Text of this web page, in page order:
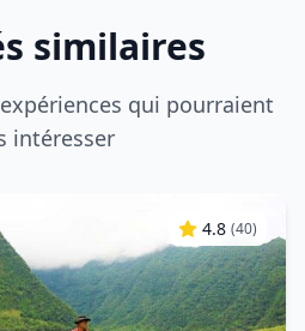
similaires
qui pourraient
intéresser
4.8 (40)